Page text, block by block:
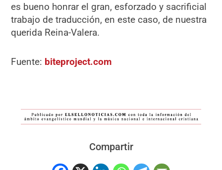
es bueno honrar el gran, esforzado y sacrificial
trabajo de traducción, en este caso, de nuestra
querida Reina-Valera.
Fuente: biteproject.com
Compartir